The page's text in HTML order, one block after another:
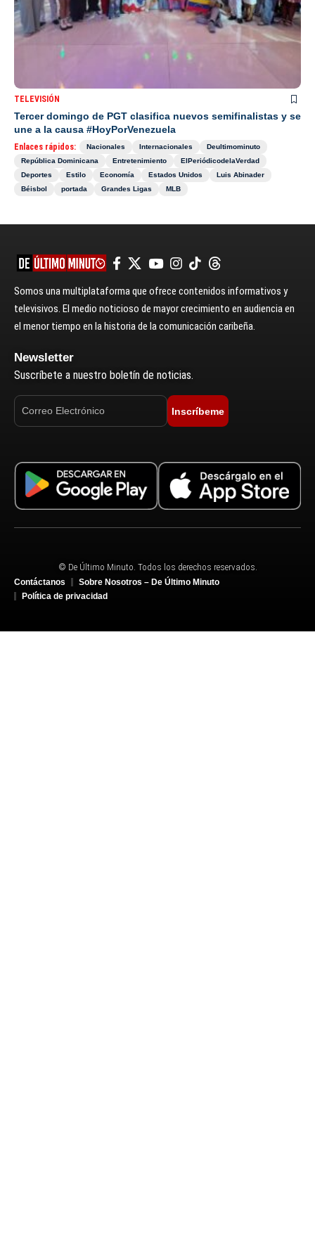
TELEVISIÓN
Tercer domingo de PGT clasifica nuevos semifinalistas y se
une a la causa #HoyPorVenezuela
Enlaces rápidos: Nacionales Internacionales
Deultimominuto
República Dominicana
Entretenimiento
ElPeriódicodelaVerdad
Deportes
Estilo Economía Estados Unidos
Luis Abinader
Béisbol
portada Grandes Ligas MLB
Somos una multiplataforma que ofrece contenidos informativos y
televisivos. El medio noticioso de mayor crecimiento en audiencia en
el menor tiempo en la historia de la comunicación caribeña.
Newsletter
Suscríbete a nuestro boletín de noticias.
Inscríbeme
© De Último Minuto. Todos los derechos reservados.
Contáctanos
Sobre Nosotros – De Último Minuto
Política de privacidad